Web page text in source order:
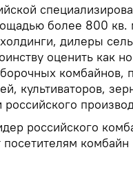
более 800 кв.
дилеры
оценить как
комбайнов,
культиваторов,
российского
российского
посетителям